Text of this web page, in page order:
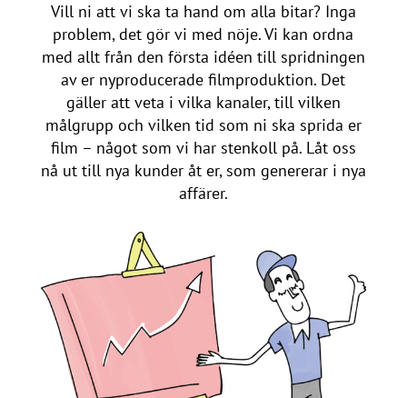
Vill ni att vi ska ta hand om alla bitar? Inga
problem, det gör vi med nöje. Vi kan ordna
med allt från den första idéen till spridningen
av er nyproducerade filmproduktion. Det
gäller att veta i vilka kanaler, till vilken
målgrupp och vilken tid som ni ska sprida er
film – något som vi har stenkoll på. Låt oss
nå ut till nya kunder åt er, som genererar i nya
affärer.